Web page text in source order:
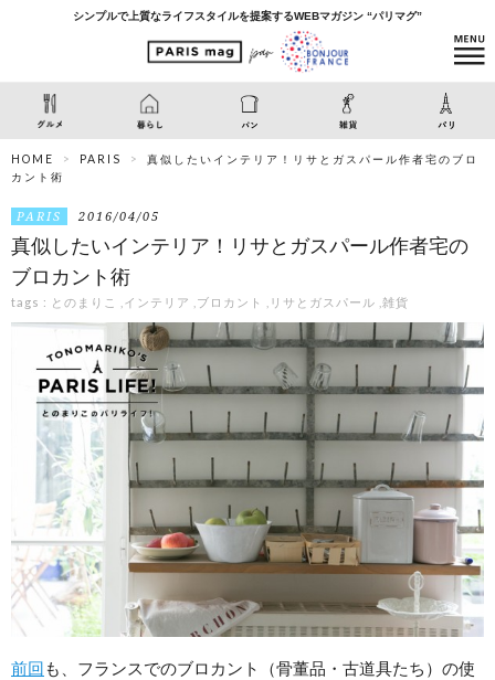
シンプルで上質なライフスタイルを提案するWEBマガジン “パリマグ”
HOME PARIS
真似したいインテリア！リサとガスパール作者宅のブロ
カント術
PARIS 2016/04/05
真似したいインテリア！リサとガスパール作者宅の
ブロカント術
tags : とのまりこ インテリア ブロカント リサとガスパール 雑貨
前回 も、フランスでのブロカント（骨董品・古道具たち）の使